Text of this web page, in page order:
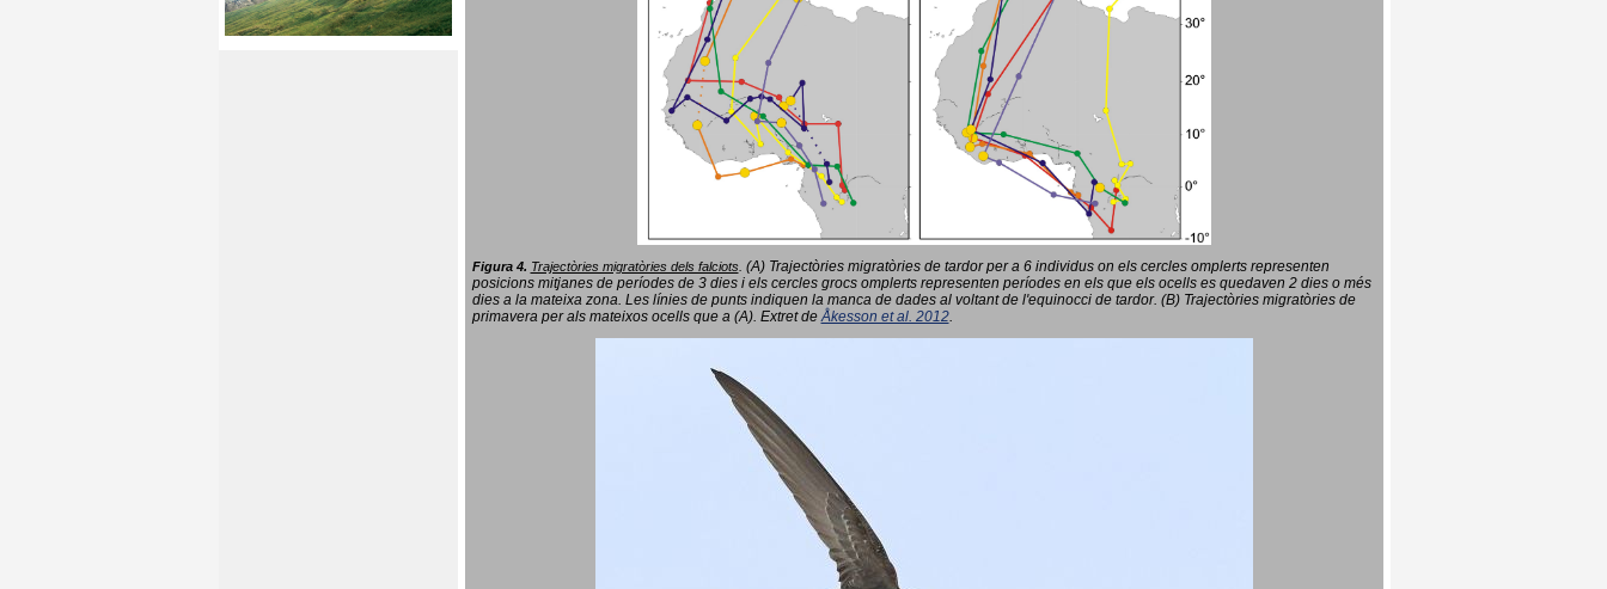
Figura 4. Trajectòries migratòries dels falciots. (A) Trajectòries migratòries de tardor per a 6 individus on els cercles omplerts representen
posicions mitjanes de períodes de 3 dies i els cercles grocs omplerts representen períodes en els que els ocells es quedaven 2 dies o més
dies a la mateixa zona. Les línies de punts indiquen la manca de dades al voltant de l'equinocci de tardor. (B) Trajectòries migratòries de
primavera per als mateixos ocells que a (A). Extret deÅkesson et al. 2012.